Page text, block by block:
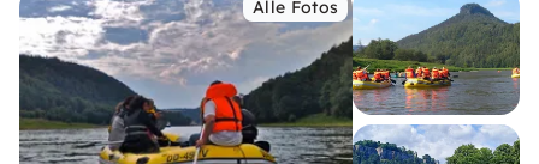
Alle Fotos